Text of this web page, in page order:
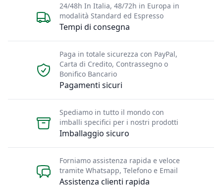
Tempi di consegna
24/48h In Italia, 48/72h in Europa in
modalità Standard ed Espresso
Pagamenti sicuri
Paga in totale sicurezza con PayPal,
Carta di Credito, Contrassegno o
Bonifico Bancario
Imballaggio sicuro
Spediamo in tutto il mondo con
imballi specifici per i nostri prodotti
Assistenza clienti rapida
Forniamo assistenza rapida e veloce
tramite Whatsapp, Telefono e Email